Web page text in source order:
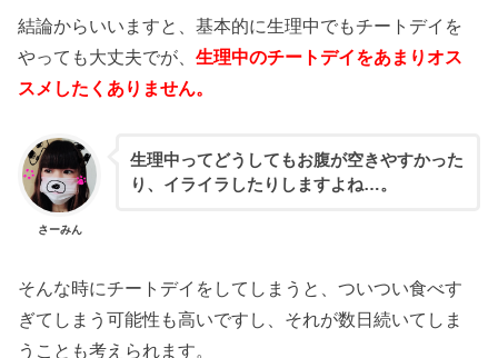
結論からいいますと、基本的に生理中でもチートデイを
やっても大丈夫でが、生理中のチートデイをあまりオス
スメしたくありません。
さーみん
生理中ってどうしてもお腹が空きやすかった
り、イライラしたりしますよね…。
そんな時にチートデイをしてしまうと、ついつい食べす
ぎてしまう可能性も高いですし、それが数日続いてしま
うことも考えられます。